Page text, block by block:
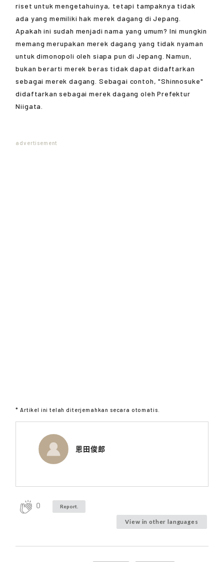
riset untuk mengetahuinya, tetapi tampaknya tidak
ada yang memiliki hak merek dagang di Jepang.
Apakah ini sudah menjadi nama yang umum? Ini mungkin
memang merupakan merek dagang yang tidak nyaman
untuk dimonopoli oleh siapa pun di Jepang. Namun,
bukan berarti merek beras tidak dapat didaftarkan
sebagai merek dagang. Sebagai contoh, "Shinnosuke"
didaftarkan sebagai merek dagang oleh Prefektur
Niigata.
advertisement
* Artikel ini telah diterjemahkan secara otomatis.
恩田俊郎
0 Report.
View in other languages